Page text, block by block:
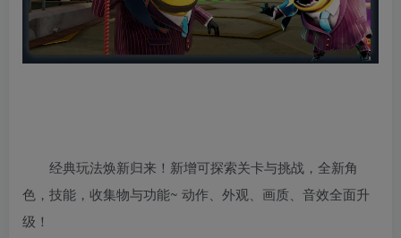
经典玩法焕新归来！新增可探索关卡与挑战，全新角
色，技能，收集物与功能~ 动作、外观、画质、音效全面升
级！